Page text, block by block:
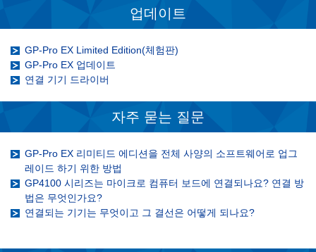
업데이트
GP-Pro EX Limited Edition(체험판)
GP-Pro EX 업데이트
연결 기기 드라이버
자주 묻는 질문
GP-Pro EX 리미티드 에디션을 전체 사양의 소프트웨어로 업그
레이드 하기 위한 방법
GP4100 시리즈는 마이크로 컴퓨터 보드에 연결되나요? 연결 방
법은 무엇인가요?
연결되는 기기는 무엇이고 그 결선은 어떻게 되나요?